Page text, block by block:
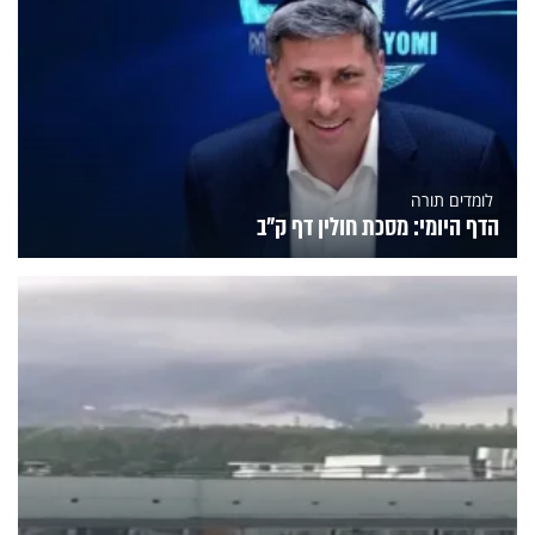
לומדים תורה
הדף היומי: מסכת חולין דף ק"ב